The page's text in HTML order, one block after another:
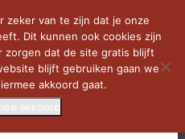
zeker van te zijn dat je onze
Dit kunnen ook cookies zijn
zorgen dat de site gratis blijft
blijft gebruiken gaan we
akkoord gaat.
akkoord